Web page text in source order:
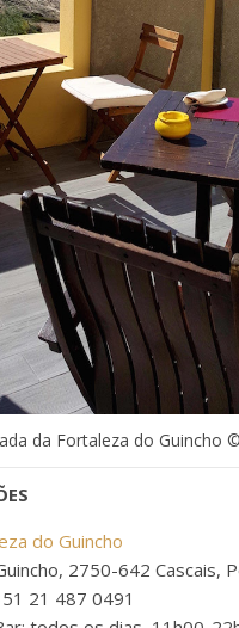
da Fortaleza do Guincho
do Guincho
2750-642 Cascais,
21 487 0491